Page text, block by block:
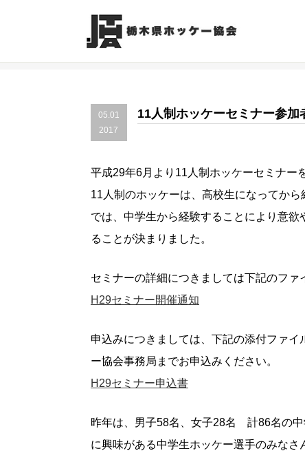
05.01
2017
11人制ホッケーセミナー参加
平成29年6月より11人制ホッケーセミナー
11人制のホッケーは、高校生になってか
では、中学生から経験することにより意
ることが決まりました。
セミナーの詳細につきましては下記のファ
H29セミナー開催通知
申込みにつきましては、下記の添付ファ
ー協会事務局までお申込みください。
H29セミナー申込書
昨年は、男子58名、女子28名 計86名の
に興味がある中学生ホッケー選手のみなさ